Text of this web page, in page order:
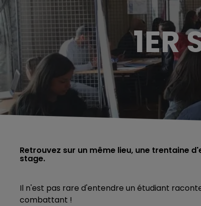
1ER
Retrouvez sur un même lieu, une trentaine
stage.
Il n'est pas rare d'entendre un étudiant
combattant !